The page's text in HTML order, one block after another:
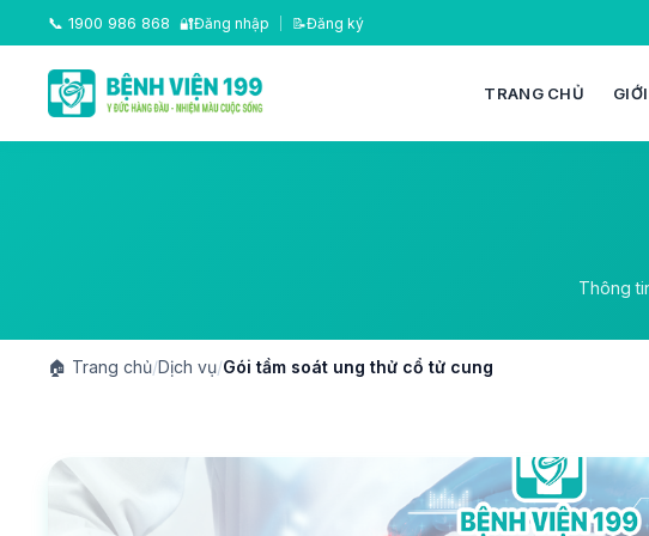
📞 1900 986 868 🔐Đăng nhập 📝Đăng ký
TRANG CHỦ
Thông
🏠 Trang chủ/Dịch vụ/Gói tầm soát ung thử cổ tử cung